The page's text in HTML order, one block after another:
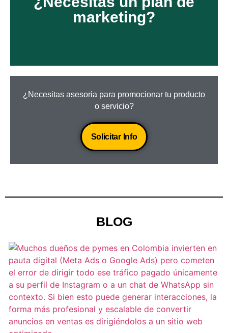
marketing?
Ofrecemos planes para redes
sociales y de contenidos a la
¿Necesitas asesoria para promocionar tu producto
o servicio?
Solicitar Info
BLOG